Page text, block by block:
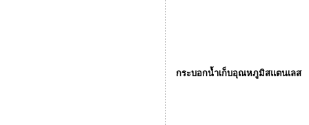
กระบอกน้ำเก็บอุณหภูมิสแตนเลส